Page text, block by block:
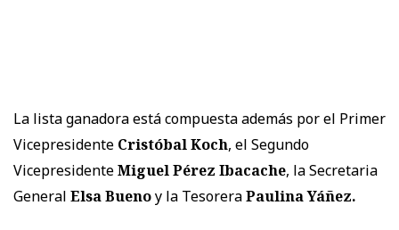
La lista ganadora está compuesta además por el Primer
Vicepresidente Cristóbal Koch, el Segundo
VicepresidenteMiguel Pérez Ibacache, la Secretaria
General Elsa Buenoy la TesoreraPaulina Yáñez.